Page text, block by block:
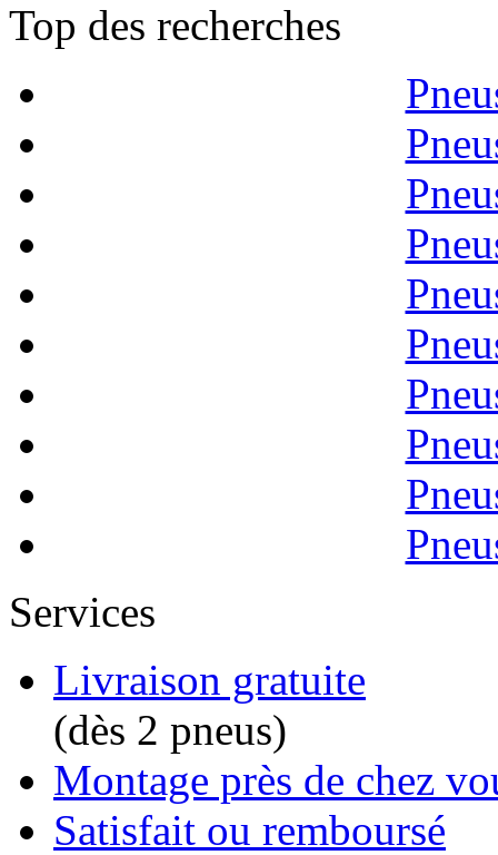
Top des recherches
Services
Livraison gratuite
(dès 2 pneus)
Montage près de chez
Satisfait ou remboursé